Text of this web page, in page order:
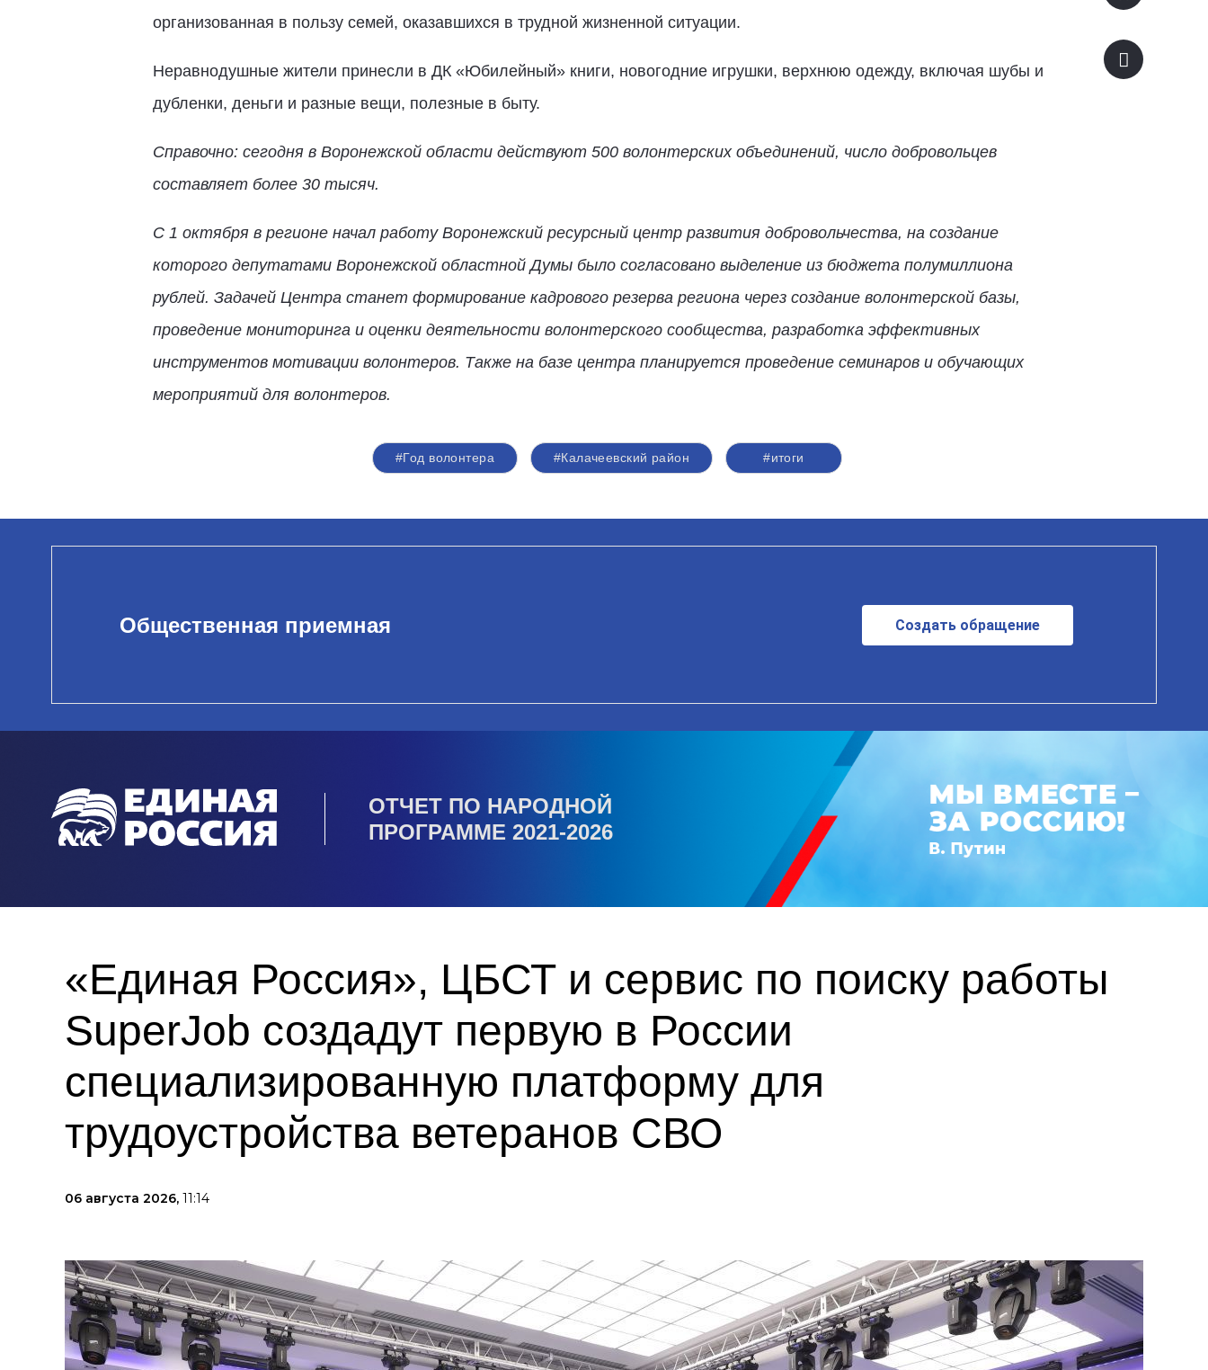
организованная в пользу семей, оказавшихся в трудной жизненной ситуации.
Неравнодушные жители принесли в ДК «Юбилейный» книги, новогодние игрушки, верхнюю одежду, включая шубы и
дубленки, деньги и разные вещи, полезные в быту.
Справочно: сегодня в Воронежской области действуют 500 волонтерских объединений, число добровольцев
составляет более 30 тысяч.
С 1 октября в регионе начал работу Воронежский ресурсный центр развития добровольчества, на создание
которого депутатами Воронежской областной Думы было согласовано выделение из бюджета полумиллиона
рублей. Задачей Центра станет формирование кадрового резерва региона через создание волонтерской базы,
проведение мониторинга и оценки деятельности волонтерского сообщества, разработка эффективных
инструментов мотивации волонтеров. Также на базе центра планируется проведение семинаров и обучающих
мероприятий для волонтеров.
#Год волонтера #Калачеевский район #итоги
Общественная приемная Создать обращение
ОТЧЕТ ПО НАРОДНОЙ
ПРОГРАММЕ 2021-2026
«Единая Россия», ЦБСТ и сервис по поиску работы
SuperJob создадут первую в России
специализированную платформу для
трудоустройства ветеранов СВО
06 августа 2026, 11:14